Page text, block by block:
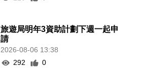
旅遊局明年3資助計劃下週一起申
請
2026-08-06 13:38
292
0